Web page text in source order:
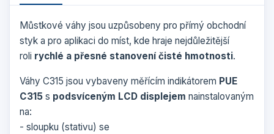
Můstkové váhy jsou uzpůsobeny pro přímý obchodní
styk a pro aplikaci do míst, kde hraje nejdůležitější
roli rychlé a přesné stanovení čisté hmotnosti.
Váhy C315 jsou vybaveny měřícím indikátorem PUE
C315 s podsvíceným LCD displejem nainstalovaným
na:
- sloupku (stativu) se